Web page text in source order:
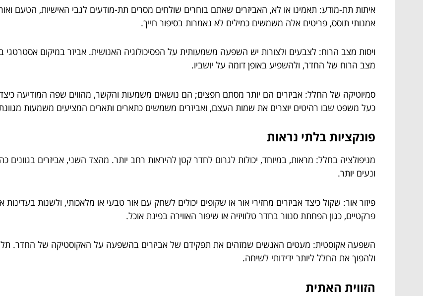
איתות תת-מודע: תאמינו או לא, האביזרים שאתם בוחרים שולחים מסרים תת-מודעים לגבי האישיות, הטעם
אמנותי תוסס, פריטים אלה משמשים כמילים לא נאמרות בסיפור חייך.
ויסות מצב הרוח: לצבעים ולצורות יש השפעה משמעותית על הפסיכולוגיה האנושית. אביזר במיקום אסטרטגי
מצב הרוח של החדר, ולהשפיע באופן דומה על יושביו.
סמיוטיקה של החלל: אביזרים הם יותר מסתם חפצים; הם נושאים משמעות והקשר, מהווים שפה המודיעה
כעל משפט שבו רהיטים יוצרים את שמות העצם, ואביזרים משמשים כתארים ותארים המציעים משמעות
פונקציות בלתי נראות
מניפולציה בחלל: מראות, במיוחד, יכולות לגרום לחדר קטן להיראות רחב יותר. מהצד השני, אביזרים בגוונים
ונעים יותר.
פיזור אור: שקול כיצד אביזרים מחזירי אור או שקופים יכולים לשחק עם אור טבעי או מלאכותי, ולשנות
פרקטיים, כגון הפחתת סנוור בחדר טלוויזיה או שיפור האווירה בפינת אוכל.
השפעה אקוסטית: מעטים האנשים שמזהים את תפקידם של אביזרים בהשפעה על האקוסטיקה של החדר.
ולהפוך את החלל ליותר ידידותי לשיחה.
הזווית האתית